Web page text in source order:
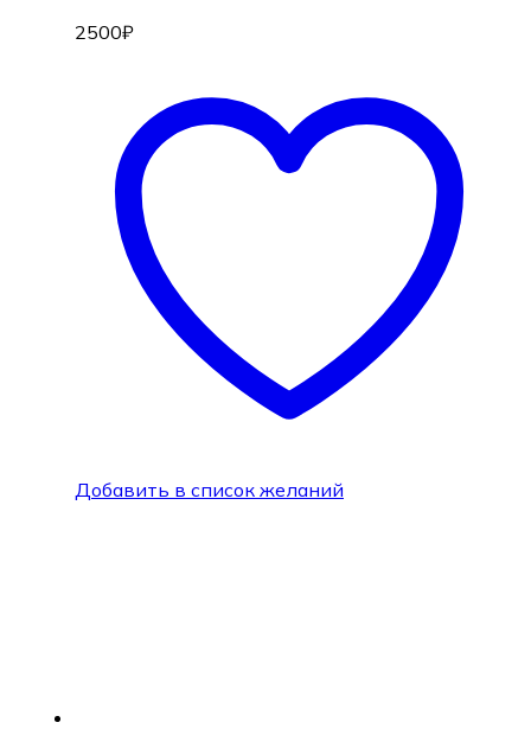
2500₽
Добавить в список желаний